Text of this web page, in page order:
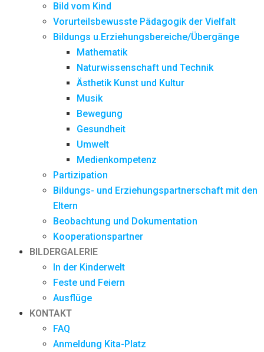
Bild vom Kind
Vorurteilsbewusste Pädagogik der Vielfalt
Bildungs u.Erziehungsbereiche/Übergänge
Mathematik
Naturwissenschaft und Technik
Ästhetik Kunst und Kultur
Musik
Bewegung
Gesundheit
Umwelt
Medienkompetenz
Partizipation
Bildungs- und Erziehungspartnerschaft mit den
Eltern
Beobachtung und Dokumentation
Kooperationspartner
BILDERGALERIE
In der Kinderwelt
Feste und Feiern
Ausflüge
KONTAKT
FAQ
Anmeldung Kita-Platz